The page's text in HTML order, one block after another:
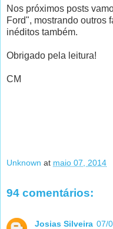
Nos próximos posts
Ford", mostrando outros
inéditos também.
Obrigado pela leitura!
CM
Unknown at maio 07, 2014
94 comentários:
Josias Silveira 07/